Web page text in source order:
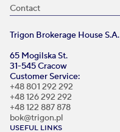
Contact
Trigon Brokerage House S.A.
65 Mogilska St.
31-545 Cracow
Customer Service:
+48 801 292 292
+48 126 292 292
+48 122 887 878
bok@trigon.pl
USEFUL LINKS